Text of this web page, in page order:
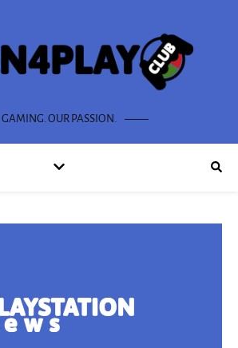
GAMING. OUR PASSION.